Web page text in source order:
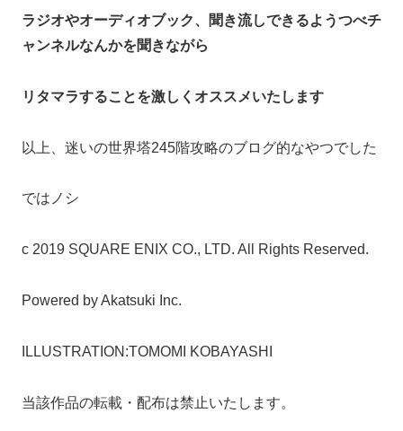
ラジオやオーディオブック、聞き流しできるようつべチ
ャンネルなんかを聞きながら
リタマラすることを激しくオススメいたします
以上、迷いの世界塔245階攻略のブログ的なやつでした
ではノシ
c 2019 SQUARE ENIX CO., LTD. All Rights Reserved.
Powered by Akatsuki Inc.
ILLUSTRATION:TOMOMI KOBAYASHI
当該作品の転載・配布は禁止いたします。